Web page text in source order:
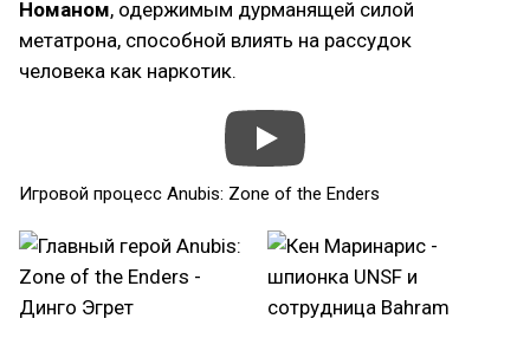
Номаном, одержимым дурманящей силой
метатрона, способной влиять на рассудок
человека как наркотик.
Игровой процесс Anubis: Zone of the Enders